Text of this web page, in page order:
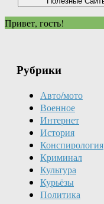
Привет, гость!
Рубрики
Авто/мото
Военное
Интернет
История
Конспирология
Криминал
Культура
Курьёзы
Политика